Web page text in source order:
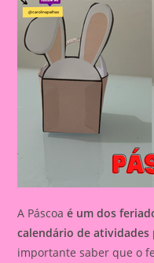
A Páscoaé um dos
calendário de
importante saber que o